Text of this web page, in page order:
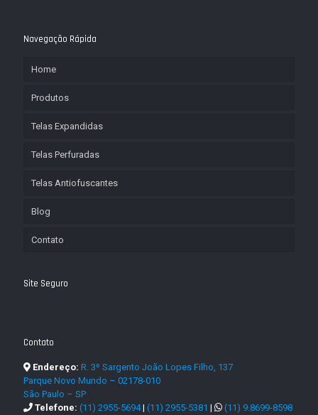
Navegação Rápida
Home
Produtos
Telas Expandidas
Telas Perfuradas
Telas Antiofuscantes
Blog
Contato
Site Seguro
Contato
Endereço: R. 3º Sargento João Lopes Filho, 137
Parque Novo Mundo – 02178-010
São Paulo – SP
Telefone: (11) 2955-5694| (11) 2955-5381 |
(11) 9.8699-8598